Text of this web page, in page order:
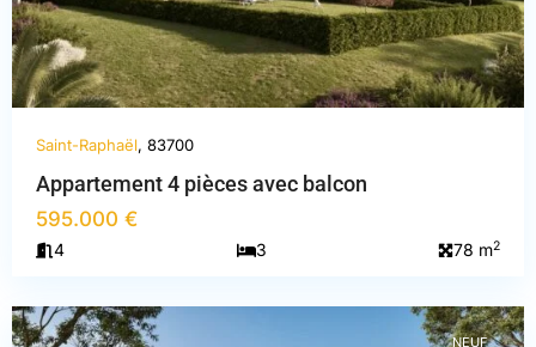
Saint-Raphaël, 83700
Appartement 4 pièces avec balcon
595.000 €
4 3 78 m2
Var,
Saint-
NEUF